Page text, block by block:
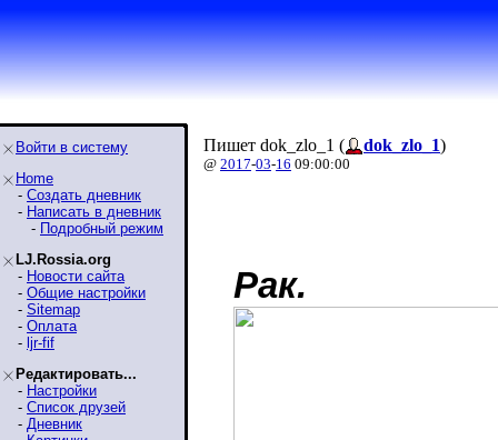
Войти в систему
Home
- Создать дневник
- Написать в дневник
- Подробный режим
LJ.Rossia.org
- Новости сайта
- Общие настройки
- Sitemap
- Оплата
- ljr-fif
Редактировать...
- Настройки
- Список друзей
- Дневник
Пишет dok_zlo_1 ( dok_zlo_1)
@ 2017-03-16 09:00:00
Рак.